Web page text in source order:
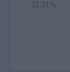
11,31%